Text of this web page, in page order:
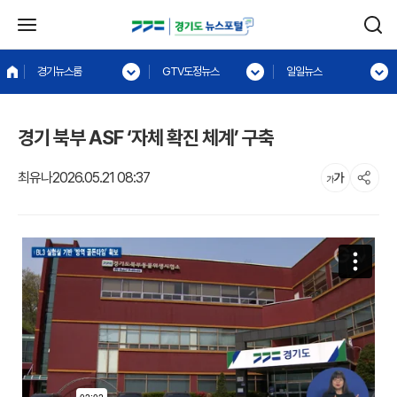
경기뉴스룸 GTV도정뉴스 일일뉴스
경기 북부 ASF ‘자체 확진 체계’ 구축
최유나2026.05.21 08:37